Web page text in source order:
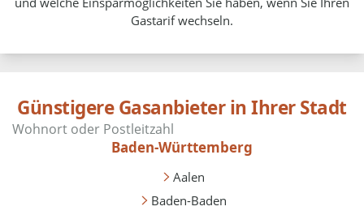
Gastarif wechseln.
Günstigere Gasanbieter in Ihrer Stadt
Baden-Württemberg
Aalen
Baden-Baden